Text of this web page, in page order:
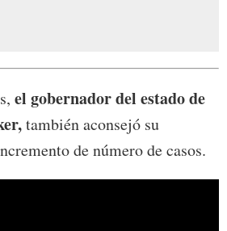
el gobernador del estado de
también aconsejó su
de número de casos.